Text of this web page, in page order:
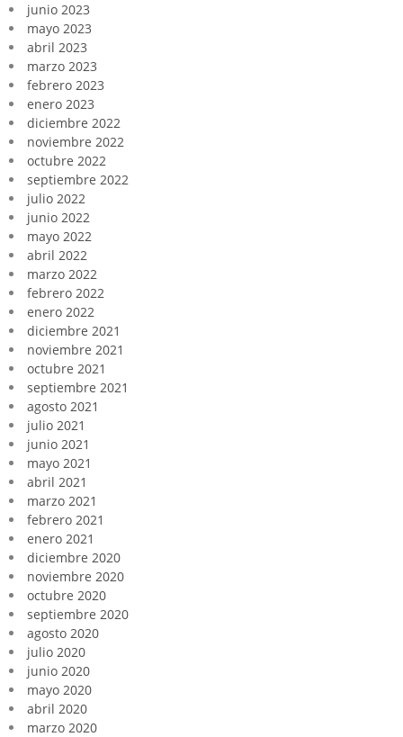
junio 2023
mayo 2023
abril 2023
marzo 2023
febrero 2023
enero 2023
diciembre 2022
noviembre 2022
octubre 2022
septiembre 2022
julio 2022
junio 2022
mayo 2022
abril 2022
marzo 2022
febrero 2022
enero 2022
diciembre 2021
noviembre 2021
octubre 2021
septiembre 2021
agosto 2021
julio 2021
junio 2021
mayo 2021
abril 2021
marzo 2021
febrero 2021
enero 2021
diciembre 2020
noviembre 2020
octubre 2020
septiembre 2020
agosto 2020
julio 2020
junio 2020
mayo 2020
abril 2020
marzo 2020